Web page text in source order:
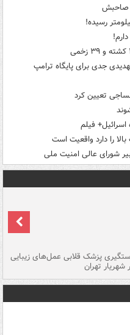
صاحبش
جدی برای پایگاه ترامپ
تعیین کرد
فیلم
را دارد واقعیت است
شورای عالی امنیت‌ ملی
پزشک قلابی عمل‌های زیبایی
شهریار تهران